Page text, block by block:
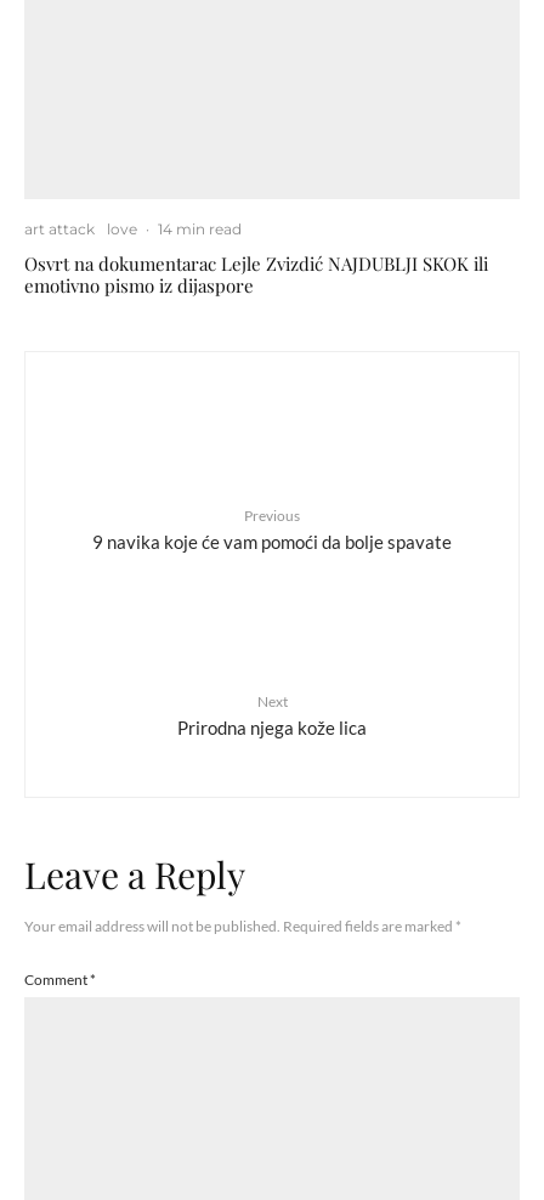
art attack love · 14 min read
Osvrt na dokumentarac Lejle Zvizdić NAJDUBLJI SKOK ili
emotivno pismo iz dijaspore
Previous
9 navika koje će vam pomoći da bolje spavate
Next
Prirodna njega kože lica
Leave a Reply
Your email address will not be published. Required fields are marked *
Comment*